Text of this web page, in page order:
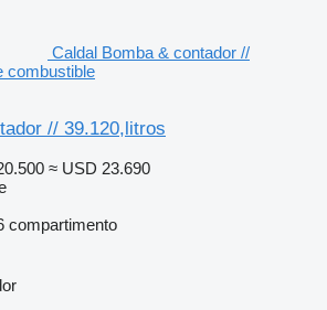
Caldal Bomba & contador //
combustible
// 39.120,litros
≈ USD 23.690
compartimento